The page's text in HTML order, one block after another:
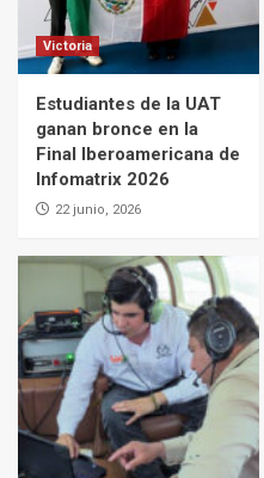
Victoria
Estudiantes de la UAT
ganan bronce en la
Final Iberoamericana de
Infomatrix 2026
22 junio, 2026